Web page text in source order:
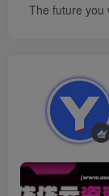
The future you